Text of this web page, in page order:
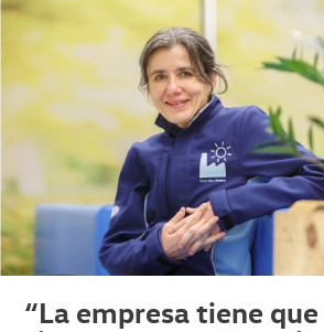
“La empresa tiene